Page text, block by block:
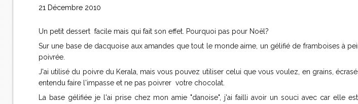
21 Décembre 2010
Un petit dessert facile mais qui fait son effet. Pourquoi pas pour Noël?
Sur une base de dacquoise aux amandes que tout le monde aime, un gélifié de framboises à
poivrée.
J'ai utilisé du poivre du Kerala, mais vous pouvez utiliser celui que vous voulez, en grains,
entendu faire l'impasse et ne pas poivrer votre chocolat.
La base gélifiée je l'ai prise chez mon amie "danoise", j'ai failli avoir un souci avec car elle